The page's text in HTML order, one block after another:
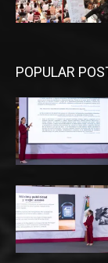
POPULAR